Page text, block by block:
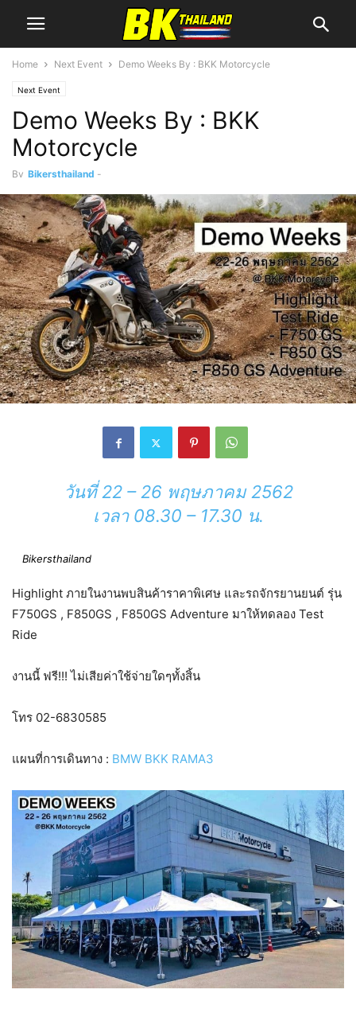
Home Next Event Demo Weeks By : BKK Motorcycle
Next Event
Demo Weeks By : BKK
Motorcycle
By Bikersthailand -
วันที่ 22 – 26 พฤษภาคม 2562
เวลา 08.30 – 17.30 น.
Bikersthailand
Highlight ภายในงานพบสินค้าราคาพิเศษ และรถจักรยานยนต์ รุ่น
F750GS , F850GS , F850GS Adventure มาให้ทดลอง Test
Ride
งานนี้ ฟรี!!! ไม่เสียค่าใช้จ่ายใดๆทั้งสิ้น
โทร 02-6830585
แผนที่การเดินทาง : BMW BKK RAMA3